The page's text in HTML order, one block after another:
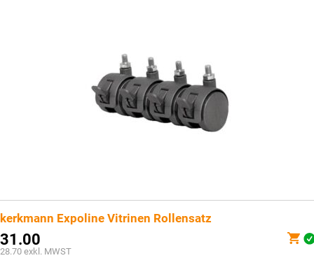
kerkmann Expoline Vitrinen Rollensatz
31.00
28.70 exkl. MWST